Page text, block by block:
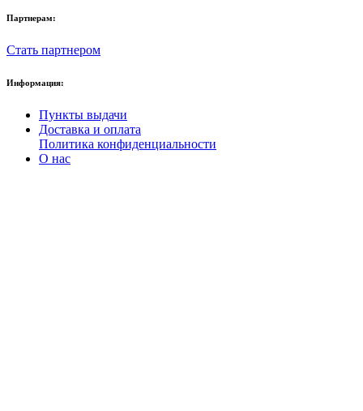
Партнерам:
Стать партнером
Информация:
Пункты выдачи
Доставка и оплата
Политика конфиденциальности
О нас